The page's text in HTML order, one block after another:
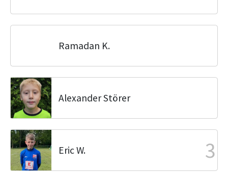
Ramadan K.
Alexander Störer
Eric W. 3